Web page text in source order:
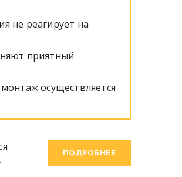
не реагирует на
приятный
осуществляется
ПОДРОБНЕЕ